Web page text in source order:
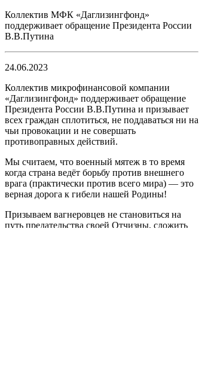
Коллектив МФК «Даглизингфонд»
поддерживает обращение Президента России
В.В.Путина
24.06.2023
Коллектив микрофинансовой компании
«Даглизингфонд» поддерживает обращение
Президента России В.В.Путина и призывает
всех граждан сплотиться, не поддаваться ни на
чьи провокации и не совершать
противоправных действий.
Мы считаем, что военный мятеж в то время
когда страна ведёт борьбу против внешнего
врага (практически против всего мира) — это
верная дорога к гибели нашей Родины!
Призываем вагнеровцев не становиться на
путь предательства своей Отчизны, сложить